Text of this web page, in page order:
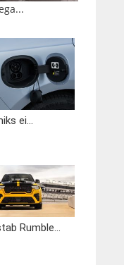
ei...
Rumble...